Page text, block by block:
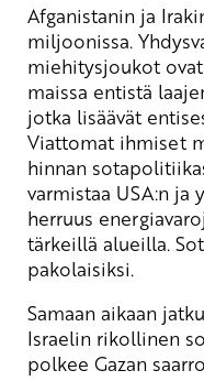
Afganistanin ja
miljoonissa.
miehitysjoukot
maissa entistä
jotka lisäävät
Viattomat ihmiset
hinnan
varmistaa USA:n
herruus
tärkeillä alueilla.
pakolaisiksi.
Samaan aikaan
Israelin rikollinen
polkee Gazan